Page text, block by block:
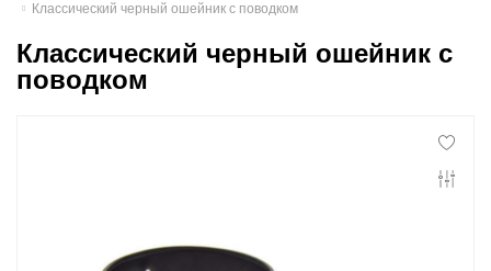
Доставка и оплата
Гарантии и возврат
Классический черный ошейник с поводком
Классический черный ошейник с
поводком